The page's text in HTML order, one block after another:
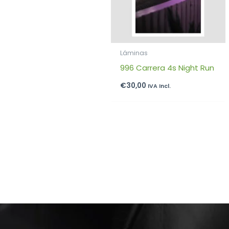
Láminas
996 Carrera 4s Night Run
€30,00 IVA Incl.